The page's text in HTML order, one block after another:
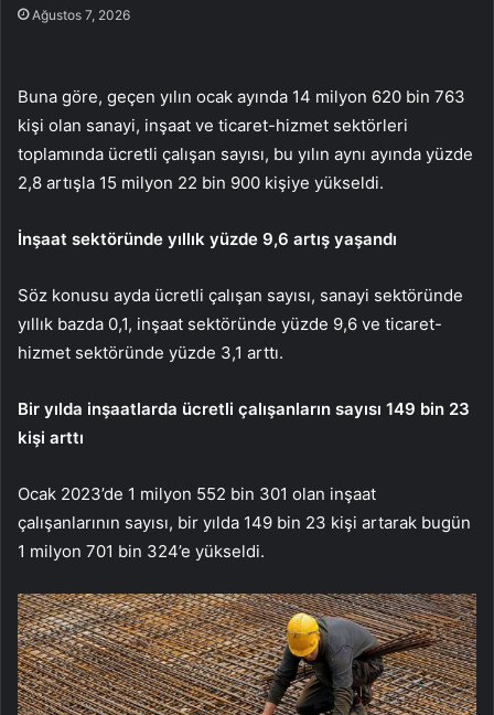
Ağustos 7, 2026
Buna göre, geçen yılın ocak ayında 14 milyon 620 bin 763
kişi olan sanayi, inşaat ve ticaret-hizmet sektörleri
toplamında ücretli çalışan sayısı, bu yılın aynı ayında yüzde
2,8 artışla 15 milyon 22 bin 900 kişiye yükseldi.
İnşaat sektöründe yıllık yüzde 9,6 artış yaşandı
Söz konusu ayda ücretli çalışan sayısı, sanayi sektöründe
yıllık bazda 0,1, inşaat sektöründe yüzde 9,6 ve ticaret-
hizmet sektöründe yüzde 3,1 arttı.
Bir yılda inşaatlarda ücretli çalışanların sayısı 149 bin 23
kişi arttı
Ocak 2023’de 1 milyon 552 bin 301 olan inşaat
çalışanlarının sayısı, bir yılda 149 bin 23 kişi artarak bugün
1 milyon 701 bin 324’e yükseldi.